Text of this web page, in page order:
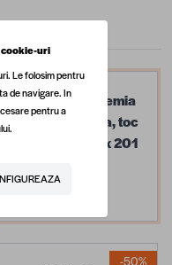
MDF lacuit Premia
015, reversibila, toc
alba, 80 x 201
-50%
uri
Le folosim pentru
de navigare. In
pentru a